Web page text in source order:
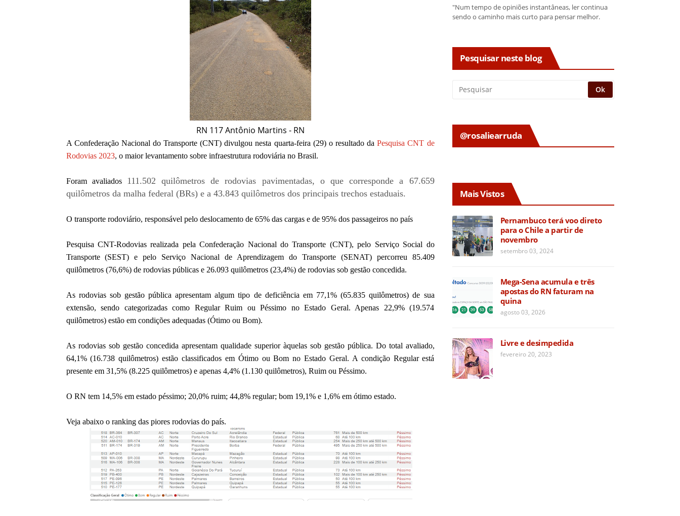
RN 117 Antônio Martins - RN
A Confederação Nacional do Transporte (CNT) divulgou nesta quarta-feira (29) o resultado daPesquisa CNT de
Rodovias 2023, o maior levantamento sobre infraestrutura rodoviária no Brasil.
Foram avaliados 111.502 quilômetros de rodovias pavimentadas, o que corresponde a 67.659
quilômetros da malha federal (BRs) e a 43.843 quilômetros dos principais trechos estaduais.
O transporte rodoviário, responsável pelo deslocamento de 65% das cargas e de 95% dos passageiros no país
Pesquisa CNT-Rodovias realizada pela Confederação Nacional do Transporte (CNT), pelo Serviço Social do
Transporte (SEST) e pelo Serviço Nacional de Aprendizagem do Transporte (SENAT) percorreu 85.409
quilômetros (76,6%) de rodovias públicas e 26.093 quilômetros (23,4%) de rodovias sob gestão concedida.
As rodovias sob gestão pública apresentam algum tipo de deficiência em 77,1% (65.835 quilômetros) de sua
extensão, sendo categorizadas como Regular Ruim ou Péssimo no Estado Geral. Apenas 22,9% (19.574
quilômetros) estão em condições adequadas (Ótimo ou Bom).
As rodovias sob gestão concedida apresentam qualidade superior àquelas sob gestão pública. Do total avaliado,
64,1% (16.738 quilômetros) estão classificados em Ótimo ou Bom no Estado Geral. A condição Regular está
presente em 31,5% (8.225 quilômetros) e apenas 4,4% (1.130 quilômetros), Ruim ou Péssimo.
O RN tem 14,5% em estado péssimo; 20,0% ruim; 44,8% regular; bom 19,1% e 1,6% em ótimo estado.
Veja abaixo o ranking das piores rodovias do país.
"Num tempo de opiniões instantâneas, ler continua
sendo o caminho mais curto para pensar melhor.
Pesquisar neste blog
@rosaliearruda
Mais Vistos
Pernambuco terá voo direto
para o Chile a partir de
novembro
setembro 03, 2024
Mega-Sena acumula e três
apostas do RN faturam na
quina
agosto 03, 2026
Livre e desimpedida
fevereiro 20, 2023